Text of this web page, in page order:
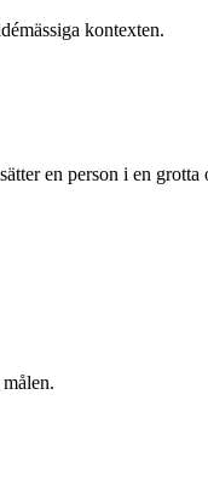
kontexten.
en person i en